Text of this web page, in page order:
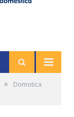
»
Domotica